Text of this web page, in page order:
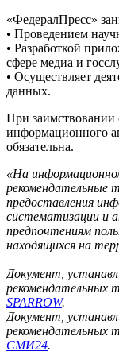
«ФедералПресс»
• Проведением
• Разработкой
сфере медиа и
• Осуществляет
данных.
При заимствовании
информационного
обязательна.
«На
рекомендательные
предоставления
систематизации и
предпочтениям
находящихся на
Документ,
рекомендательных
SPARROW.
Документ,
рекомендательных
СМИ24.